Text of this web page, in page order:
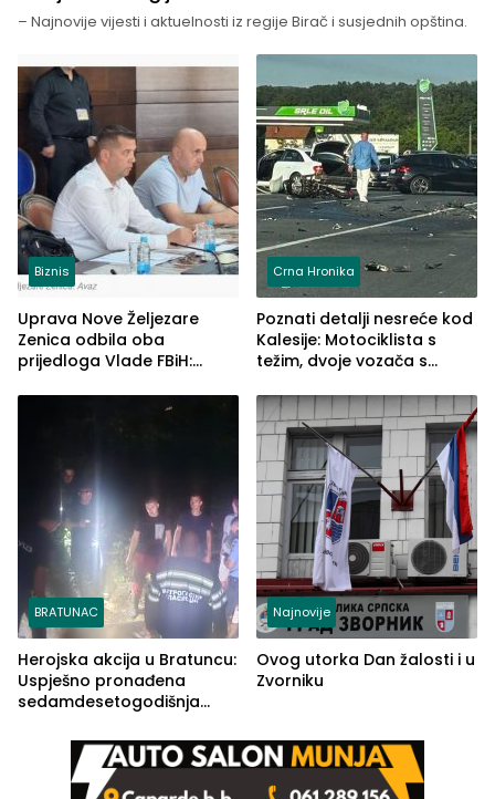
– Najnovije vijesti i aktuelnosti iz regije Birač i susjednih opština.
Biznis
Uprava Nove Željezare
Zenica odbila oba
prijedloga Vlade FBiH:
rješenje
Crna Hronika
Poznati detalji nesreće kod
Kalesije: Motociklista s
težim, dvoje vozača s
BRATUNAC
Herojska akcija u Bratuncu:
Uspješno pronađena
sedamdesetogodišnja
Kravice.
Najnovije
Ovog utorka Dan žalosti i u
Zvorniku